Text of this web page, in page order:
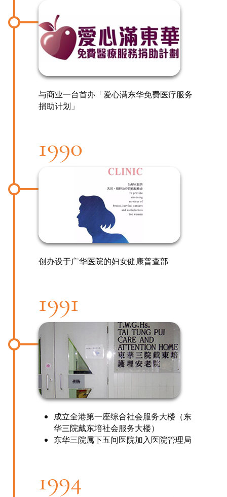
与商业一台首办「爱心满东华免费医疗服务
捐助计划」
1990
创办设于广华医院的妇女健康普查部
1991
成立全港第一座综合社会服务大楼（东
华三院戴东培社会服务大楼）
东华三院属下五间医院加入医院管理局
1994